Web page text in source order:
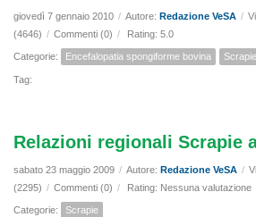
giovedì 7 gennaio 2010 / Autore: Redazione VeSA /
(4646) / Commenti (0) / Rating: 5.0
Categorie: Encefalopatia spongiforme bovina Scrapie
Tag:
Relazioni regionali Scrapie
sabato 23 maggio 2009 / Autore: Redazione VeSA /
(2295) / Commenti (0) / Rating: Nessuna valutazione
Categorie: Scrapie